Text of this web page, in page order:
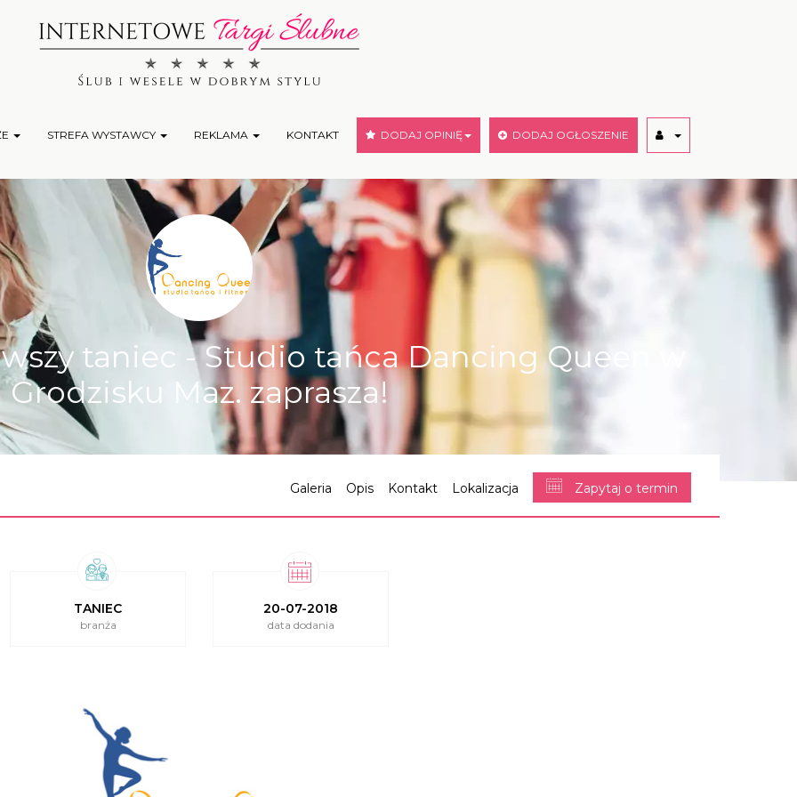
STREFA WYSTAWCY REKLAMA KONTAKT DODAJ OPINIĘ DODAJ OGŁOSZENIE
taniec - Studio tańca Dancing Queen w
Grodzisku Maz. zaprasza!
Galeria Opis Kontakt Lokalizacja Zapytaj o termin
TANIEC
branża
20-07-2018
data dodania